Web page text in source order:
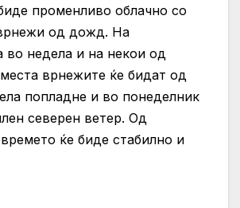
променливо облачно со
од дожд. На
во недела и на некои од
врнежите ќе бидат од
попладне и во понеделник
северен ветер. Од
ќе биде стабилно и